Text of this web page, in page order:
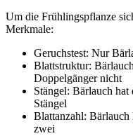
Um die Frühlingspflanze
Merkmale:
Geruchstest: Nur
Blattstruktur:
Doppelgänger nicht
Stängel: Bärlauch
Stängel
Blattanzahl:
zwei